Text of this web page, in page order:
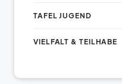
TAFEL JUGEND
VIELFALT & TEILHABE